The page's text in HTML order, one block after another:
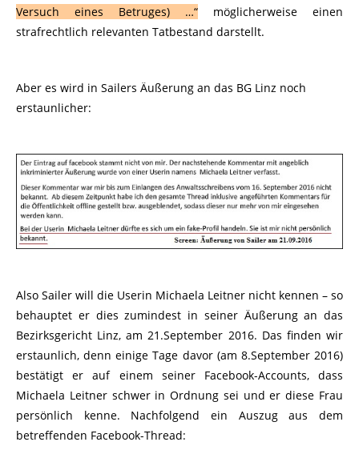
Versuch eines Betruges) …“ möglicherweise einen
strafrechtlich relevanten Tatbestand darstellt.
Aber es wird in Sailers Äußerung an das BG Linz noch
erstaunlicher:
Also Sailer will die Userin Michaela Leitner nicht kennen – so
behauptet er dies zumindest in seiner Äußerung an das
Bezirksgericht Linz, am 21.September 2016. Das finden wir
erstaunlich, denn einige Tage davor (am 8.September 2016)
bestätigt er auf einem seiner Facebook-Accounts, dass
Michaela Leitner schwer in Ordnung sei und er diese Frau
persönlich kenne. Nachfolgend ein Auszug aus dem
betreffenden Facebook-Thread: